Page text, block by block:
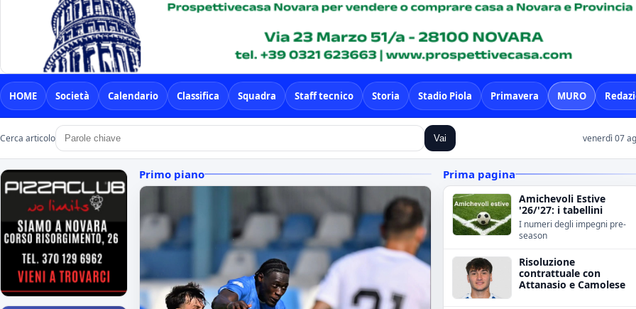
HOME Società Calendario Classifica Squadra Staff tecnico Storia Stadio Piola Primavera MURO
Cerca articolo Vai venerdì 07
Primo piano Prima pagina
Amichevoli Estive
'26/'27: i tabellini
I numeri degli impegni pre-
season
Risoluzione
contrattuale con
Attanasio e Camolese